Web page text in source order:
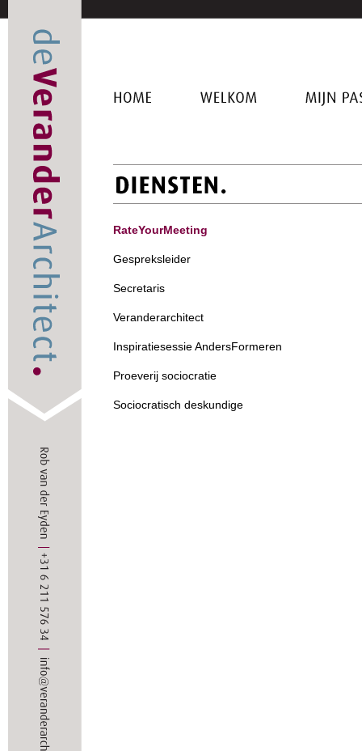
RateYourMeeting
Gespreksleider
Secretaris
Veranderarchitect
Inspiratiesessie AndersFormeren
Proeverij sociocratie
Sociocratisch deskundige